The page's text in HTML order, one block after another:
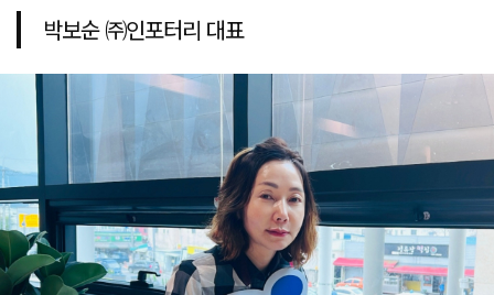
박보순 ㈜인포터리 대표